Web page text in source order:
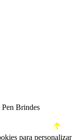
Brindes
para personalizar